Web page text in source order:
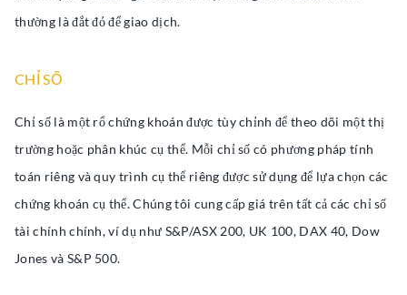
thường là đắt đỏ để giao dịch.
CHỈ SỐ
Chỉ số là một rổ chứng khoán được tùy chỉnh để theo dõi một thị
trường hoặc phân khúc cụ thể. Mỗi chỉ số có phương pháp tính
toán riêng và quy trình cụ thể riêng được sử dụng để lựa chọn các
chứng khoán cụ thể. Chúng tôi cung cấp giá trên tất cả các chỉ số
tài chính chính, ví dụ như S&P/ASX 200, UK 100, DAX 40, Dow
Jones và S&P 500.